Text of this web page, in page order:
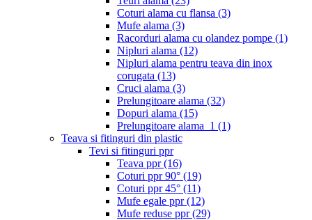
Coturi alama cu flansa (3)
Mufe alama (3)
Racorduri alama cu olandez pompe (1)
Nipluri alama (12)
Nipluri alama pentru teava din inox
corugata (13)
Cruci alama (3)
Prelungitoare alama (32)
Dopuri alama (15)
Prelungitoare alama_1 (1)
Teava si fitinguri din plastic
Tevi si fitinguri ppr
Teava ppr(16)
Coturi ppr 90° (19)
Coturi ppr 45° (11)
Mufe egale ppr(12)
Mufe reduse ppr(29)